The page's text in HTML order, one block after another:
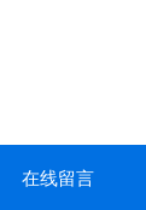
在线留言